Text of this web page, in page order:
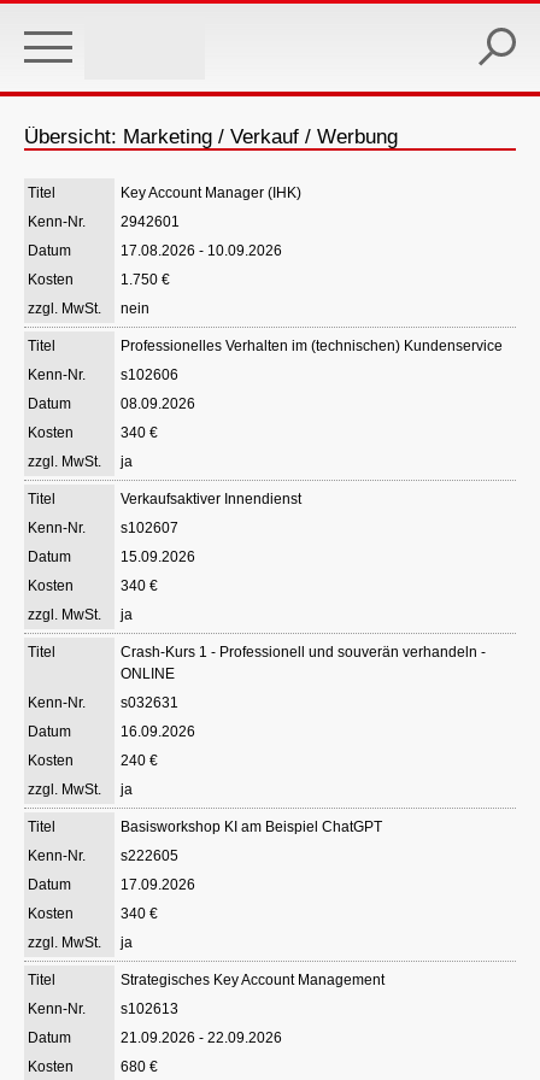
main
Übersicht: Marketing / Verkauf / Werbung
Key Account Manager (IHK)
2942601
17.08.2026 - 10.09.2026
1.750 €
nein
Professionelles Verhalten im (technischen) Kundenservice
s102606
08.09.2026
340 €
ja
Verkaufsaktiver Innendienst
s102607
15.09.2026
340 €
ja
Crash-Kurs 1 - Professionell und souverän verhandeln -
ONLINE
s032631
16.09.2026
240 €
ja
Basisworkshop KI am Beispiel ChatGPT
s222605
17.09.2026
340 €
ja
Strategisches Key Account Management
s102613
21.09.2026 - 22.09.2026
680 €